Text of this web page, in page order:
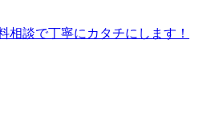
相談で丁寧にカタチにします！